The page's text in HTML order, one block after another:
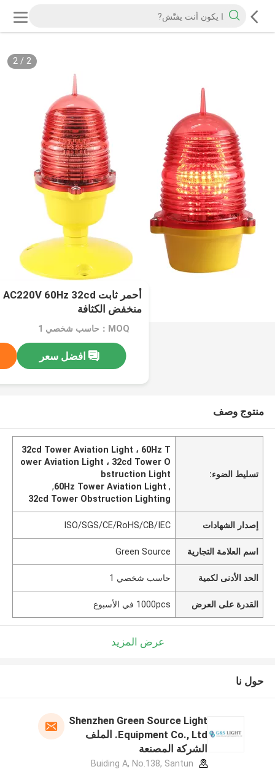
2
/
2
منخفض الكثافة
MOQ：حاسب شخصي 1
افضل سعر
منتوج وصف
تسليط الضوء:
32cd Tower Aviation Light ، 60Hz T
ower Aviation Light ، 32cd Tower O
bstruction Light
,
60Hz Tower Aviation Light
,
32cd Tower Obstruction Lighting
إصدار الشهادات ISO/SGS/CE/RoHS/CB/IEC
اسم العلامة التجارية Green Source
الحد الأدنى لكمية حاسب شخصي 1
القدرة على العرض 1000pcs في الأسبوع
عرض المزيد
حول نا
Shenzhen Green Source Light
Equipment Co., Ltd. الملف
الشركة المصنعة
Buiding A, No.138, Santun